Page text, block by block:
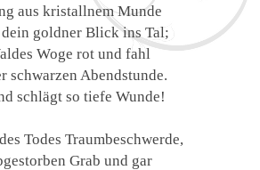
aus kristallnem Munde
dein goldner Blick ins Tal;
Woge rot und fahl
schwarzen Abendstunde.
schlägt so tiefe Wunde!
Todes Traumbeschwerde,
Grab und gar